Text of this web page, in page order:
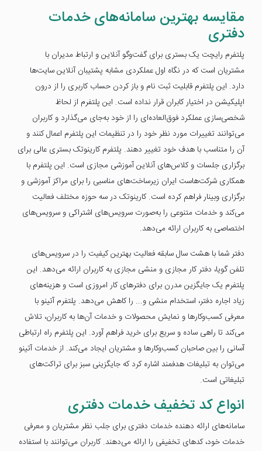
مقایسه بهترین سامانه‌های خدمات
دفتری
پلتفرم رایچت یک بستری برای گفت‌وگو آنلاین و ارتباط مدیران با
مشتریان است که در نگاه اول عملکردی مشابه پشتیبان آنلاین سایت‌ها
دارد. این پلتفرم قابلیت ثبت نام و باز کردن حساب کاربری را از درون
اپلیکیشن در اختیار کابران قرار نداده‌ است. این پلتفرم از لحاظ
شخصی‌سازی عملکرد فوق‌العاده‌ای را از خود به‌جای می‌گذارد و کاربران
می‌توانند تغییرات مورد نظر خود را در تنظیمات این پلتفرم اعمال کنند و
آن را متناسب با هدف خود تغییر دهند. پلتفرم کارینوتک بستری عالی برای
برگزاری جلسات و کلاس‌های آنلاین آموزشی مجازی است. این پلتفرم با
همکاری شرکت‌هاست ایران زیرساخت‌های مناسبی را برای مراکز آموزشی و
برگزاری وبینار فراهم کرده است. کارینوتک در سه حوزه مختلف فعالیت
می‌کند و خدمات متنوعی را به‌صورت سرویس‌های اشتراکی و سرویس‌های
اختصاصی به کاربران ارائه می‌دهد.
دفتر شما با هشت سال سابقه فعالیت بهترین کیفیت را در سرویس‌های
تلفن گویا، دفتر کار مجازی و منشی مجازی به کاربران ارائه می‌دهد. این
پلتفرم یک جایگزین مدرن برای دفترهای کار امروزی است و هزینه‌های
زیاد اجاره دفتر، استخدام منشی و... را کاهش می‌دهد. پلتفرم آتینو با
معرفی کسب‌وکارها و نمایش محصولات و خدمات آن‌ها به کاربران، تلاش
می‌کند تا راهی ساده و سریع برای خرید فراهم آورد. این پلتفرم راه ارتباطی
آسانی را بین صاحبان کسب‌وکارها و مشتریان ایجاد می‌کند. از خدمات آتینو
می‌توان به تبلیغات هدفمند اشاره کرد که جایگزینی سبز برای تراکت‌های
تبلیغاتی است.
انواع کد تخفیف خدمات دفتری
سامانه‌های ارائه دهنده خدمات دفتری برای جلب نظر مشتریان و معرفی
خدمات خود، کدهای تخفیفی را ارائه می‌دهند. کاربران می‌توانند با استفاده